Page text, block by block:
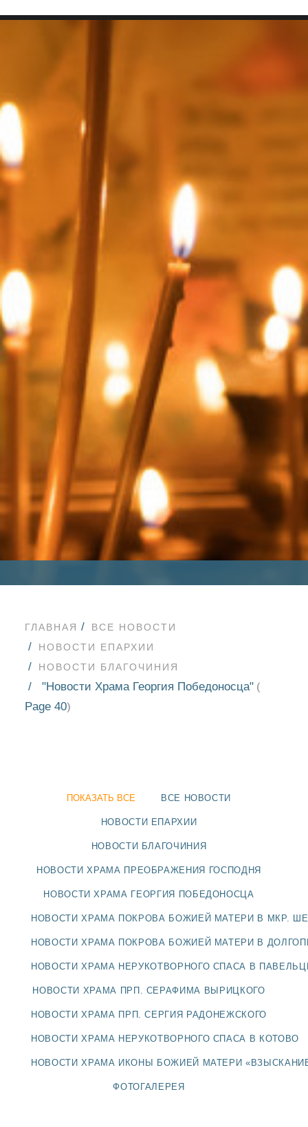
SEARCH
НОВОСТИ
БЛАГОЧИНИЯ
БЛАГОЧИНИЕ
СЕРГИЕВО-ПОСАДСКОЙ
ГЛАВНАЯ
ВСЕ НОВОСТИ
НОВОСТИ ЕПАРХИИ
НОВОСТИ БЛАГОЧИНИЯ
"Новости Храма Георгия Победоносца" (
Page 40)
ПОКАЗАТЬ ВСЕ ВСЕ НОВОСТИ
НОВОСТИ ЕПАРХИИ
НОВОСТИ БЛАГОЧИНИЯ
НОВОСТИ ХРАМА ПРЕОБРАЖЕНИЯ ГОСПОДНЯ
НОВОСТИ ХРАМА ГЕОРГИЯ ПОБЕДОНОСЦА
НОВОСТИ ХРАМА ПОКРОВА БОЖИЕЙ МАТЕРИ В МКР.
НОВОСТИ ХРАМА ПОКРОВА БОЖИЕЙ МАТЕРИ В
НОВОСТИ ХРАМА НЕРУКОТВОРНОГО СПАСА В
НОВОСТИ ХРАМА ПРП. СЕРАФИМА ВЫРИЦКОГО
НОВОСТИ ХРАМА ПРП. СЕРГИЯ РАДОНЕЖСКОГО
НОВОСТИ ХРАМА НЕРУКОТВОРНОГО СПАСА В КОТОВО
НОВОСТИ ХРАМА ИКОНЫ БОЖИЕЙ МАТЕРИ
ФОТОГАЛЕРЕЯ